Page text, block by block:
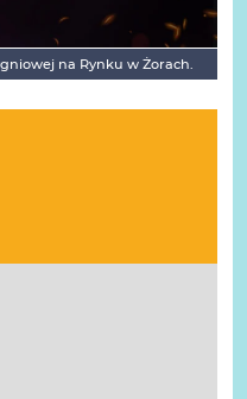
na Rynku w Żorach.